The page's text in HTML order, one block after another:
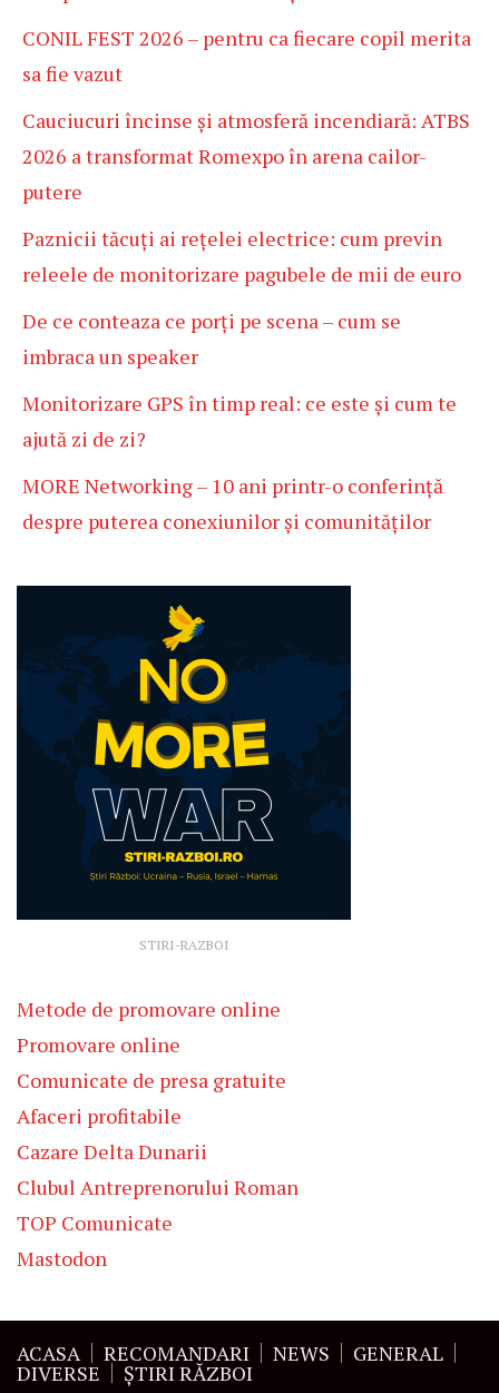
CONIL FEST 2026 – pentru ca fiecare copil merita
sa fie vazut
Cauciucuri încinse și atmosferă incendiară: ATBS
2026 a transformat Romexpo în arena cailor-
putere
Paznicii tăcuți ai rețelei electrice: cum previn
releele de monitorizare pagubele de mii de euro
De ce conteaza ce porți pe scena – cum se
imbraca un speaker
Monitorizare GPS în timp real: ce este și cum te
ajută zi de zi?
MORE Networking – 10 ani printr-o conferință
despre puterea conexiunilor și comunităților
STIRI-RAZBOI
Metode de promovare online
Promovare online
Comunicate de presa gratuite
Afaceri profitabile
Cazare Delta Dunarii
Clubul Antreprenorului Roman
TOP Comunicate
Mastodon
ACASA RECOMANDARI NEWS GENERAL
DIVERSE ŞTIRI RĂZBOI